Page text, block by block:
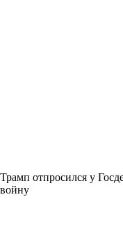
Трамп отпросился у
войну